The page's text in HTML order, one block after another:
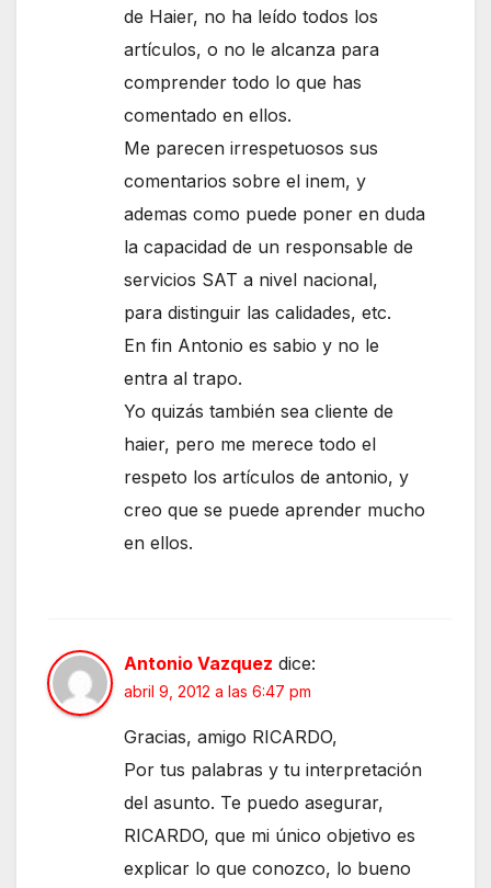
de Haier, no ha leído todos los
artículos, o no le alcanza para
comprender todo lo que has
comentado en ellos.
Me parecen irrespetuosos sus
comentarios sobre el inem, y
ademas como puede poner en duda
la capacidad de un responsable de
servicios SAT a nivel nacional,
para distinguir las calidades, etc.
En fin Antonio es sabio y no le
entra al trapo.
Yo quizás también sea cliente de
haier, pero me merece todo el
respeto los artículos de antonio, y
creo que se puede aprender mucho
en ellos.
Antonio Vazquez dice:
abril 9, 2012 a las 6:47 pm
Gracias, amigo RICARDO,
Por tus palabras y tu interpretación
del asunto. Te puedo asegurar,
RICARDO, que mi único objetivo es
explicar lo que conozco, lo bueno